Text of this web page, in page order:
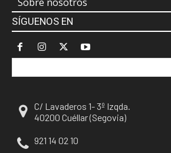
SÍGUENOS EN
C/ Lavaderos 1- 3º Izqda.
40200 Cuéllar (Segovia)
921 14 02 10